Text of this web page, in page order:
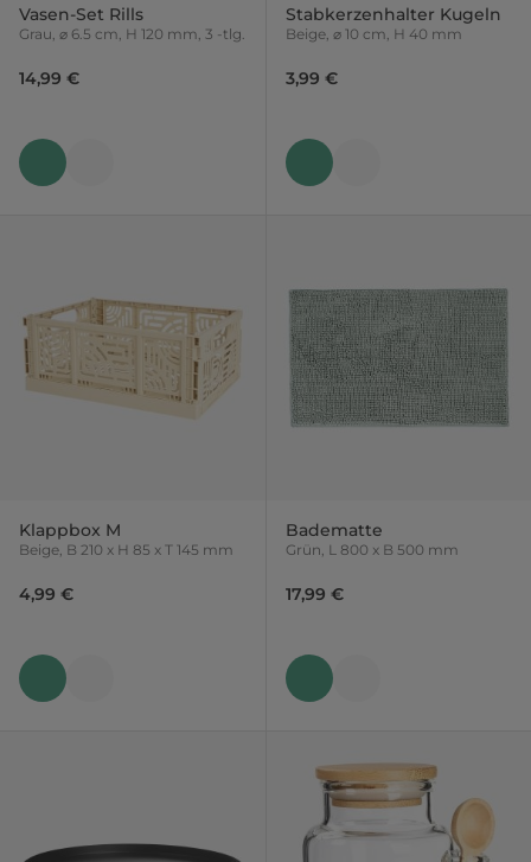
Vasen-Set Rills
Grau, ⌀ 6.5 cm, H 120 mm, 3 -tlg.
14,99 €
Stabkerzenhalter Kugeln
Beige, ⌀ 10 cm, H 40 mm
3,99 €
Klappbox M
Beige, B 210 x H 85 x T 145 mm
4,99 €
Badematte
Grün, L 800 x B 500 mm
17,99 €